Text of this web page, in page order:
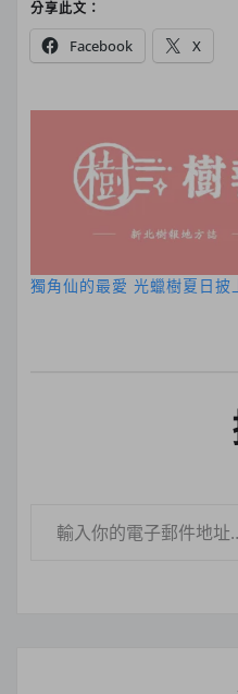
分享此文：
Facebook X
獨角仙的最愛 光蠟樹夏日披